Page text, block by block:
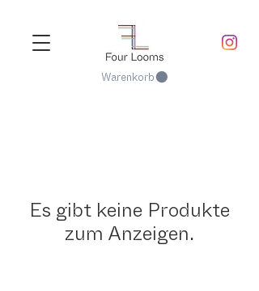
Warenkorb
Es gibt keine Produkte
zum Anzeigen.